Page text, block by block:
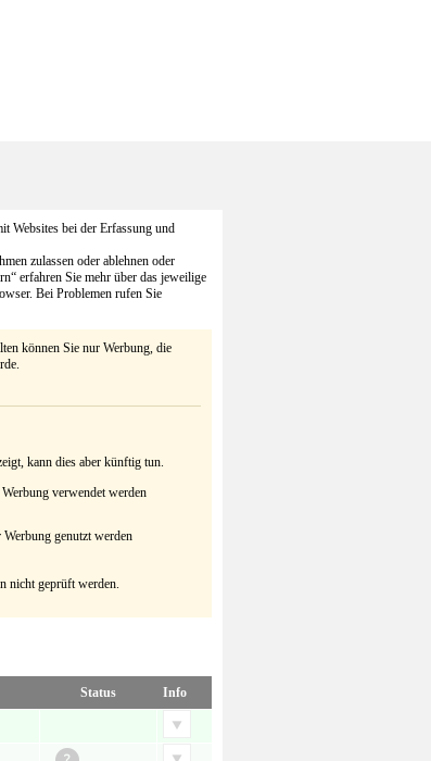
Websites bei der Erfassung und
zulassen oder ablehnen oder
erfahren Sie mehr über das jeweilige
Bei Problemen rufen Sie
können Sie nur Werbung, die
kann dies aber künftig tun.
verwendet werden
Werbung genutzt werden
nicht geprüft werden.